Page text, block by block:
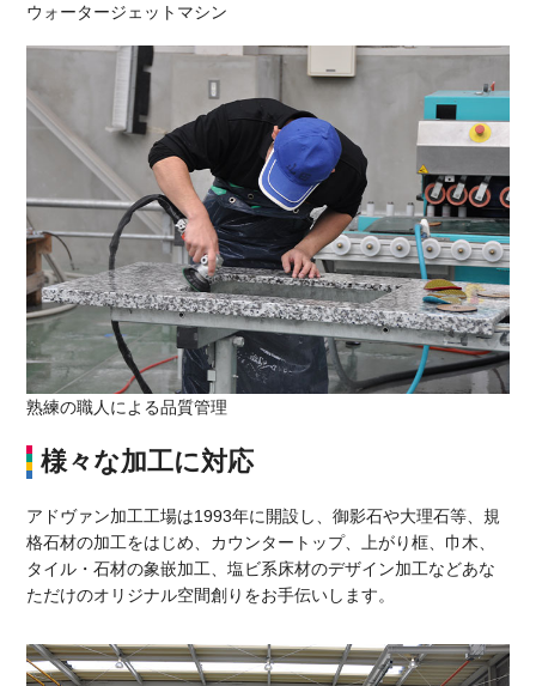
ウォータージェットマシン
熟練の職人による品質管理
様々な加工に対応
アドヴァン加工工場は1993年に開設し、御影石や大理石等、規
格石材の加工をはじめ、カウンタートップ、上がり框、巾木、
タイル・石材の象嵌加工、塩ビ系床材のデザイン加工などあな
ただけのオリジナル空間創りをお手伝いします。